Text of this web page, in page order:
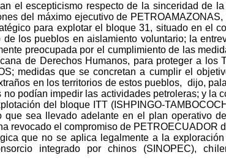
el escepticismo respecto de la sinceridad de
del máximo ejecutivo de
para explotar el bloque 31, situado en el
de los pueblos en aislamiento voluntario; la
preocupada por el cumplimiento de las
de Derechos Humanos, para proteger a los
medidas que se concretan a cumplir el
en los territorios de estos pueblos, dijo,
no podían impedir las actividades petroleras; y la
del bloque ITT (ISHPINGO-
que sea llevado adelante en el plan operativo
revocado el compromiso de PETROECUADOR
que no se aplica legalmente a la exploración
integrado por chinos (SINOPEC),